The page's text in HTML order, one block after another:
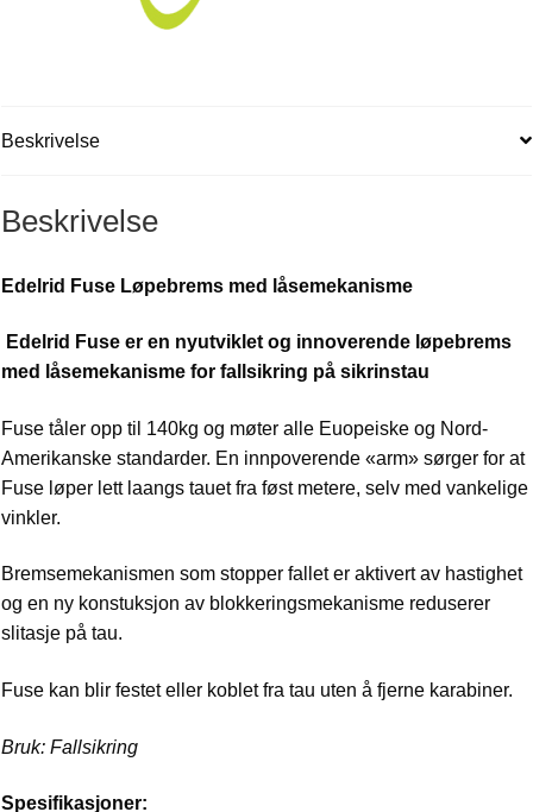
Beskrivelse
Beskrivelse
Edelrid Fuse Løpebrems med låsemekanisme
Edelrid Fuse er en nyutviklet og innoverende løpebrems
med låsemekanisme for fallsikring på sikrinstau
Fuse tåler opp til 140kg og møter alle Euopeiske og Nord-
Amerikanske standarder. En innpoverende «arm» sørger for at
Fuse løper lett laangs tauet fra føst metere, selv med vankelige
vinkler.
Bremsemekanismen som stopper fallet er aktivert av hastighet
og en ny konstuksjon av blokkeringsmekanisme reduserer
slitasje på tau.
Fuse kan blir festet eller koblet fra tau uten å fjerne karabiner.
Bruk: Fallsikring
Spesifikasjoner: